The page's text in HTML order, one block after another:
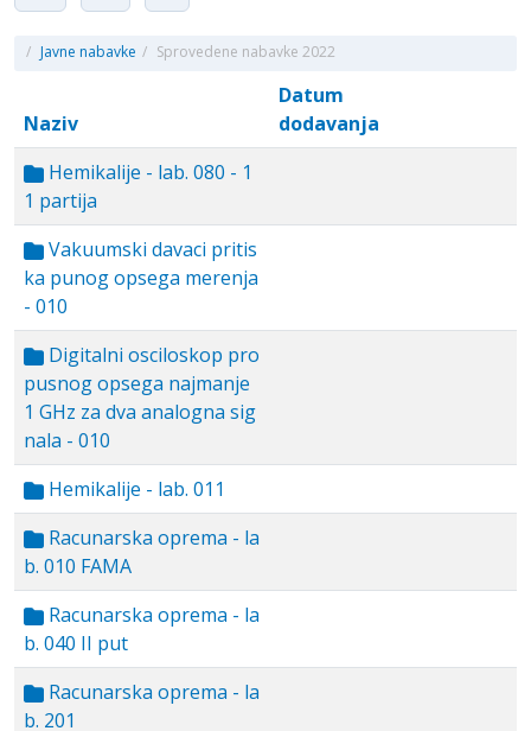
/ Javne nabavke / Sprovedene nabavke 2022
Naziv
Datum
dodavanja
Hemikalije - lab. 080 - 1
1 partija
Vakuumski davaci pritis
ka punog opsega merenja
- 010
Digitalni osciloskop pro
pusnog opsega najmanje
1 GHz za dva analogna sig
nala - 010
Hemikalije - lab. 011
Racunarska oprema - la
b. 010 FAMA
Racunarska oprema - la
b. 040 II put
Racunarska oprema - la
b. 201